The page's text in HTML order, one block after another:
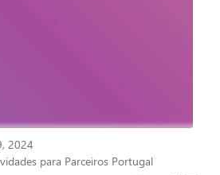
2024
para Parceiros Portugal
para Parceiros Portugal